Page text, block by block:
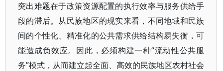
突出难题在于政策资源配置的执行效率与服务供给手
段的滞后。从民族地区的现实来看，不同地域和民族
间的个性化、精准化的公共需求供给结构易失衡，可
能造成负效应。因此，必须构建一种“流动性公共服
务”模式，从而建立起全面、高效的民族地区农村社会